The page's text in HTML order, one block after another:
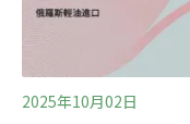
2025年10月02日